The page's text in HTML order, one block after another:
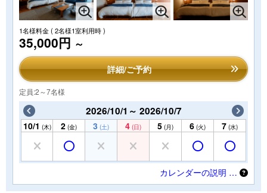
1名様料金( 2名様1室利用時 )
35,000円 ～
詳細/ご予約
定員:2～7名様
2026/10/1～ 2026/10/7
10/1 (木) 2 (金) 3 (土) 4 (日) 5 (月) 6 (火) 7 (水)
カレンダーの説明 …